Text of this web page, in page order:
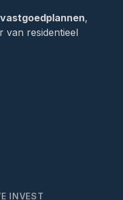
,
van residentieel
INVEST